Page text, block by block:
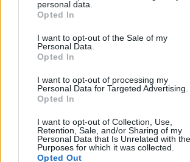
grant or deny consent to Google and its
use your data for below specified purposes
consent section.
personal data.
Opted In
I want to opt-out of the Sale of my
Personal Data.
Opted In
I want to opt-out of processing my
Personal Data for Targeted Advertising.
Opted In
I want to opt-out of Collection, Use,
Retention, Sale, and/or Sharing of my
Personal Data that Is Unrelated with the
Purposes for which it was collected.
Opted Out